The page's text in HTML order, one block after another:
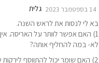
גלית 14 בספטמבר 2023
בא לי לנסות את לראש השנה.
1) האם אפשר לוותר על האריסה.
לא- במה להחליף אותה?
2) האם שומר יכול להתווסף לירקות שורש?